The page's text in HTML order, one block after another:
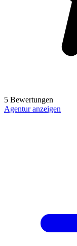
5 Bewertungen
Agentur anzeigen